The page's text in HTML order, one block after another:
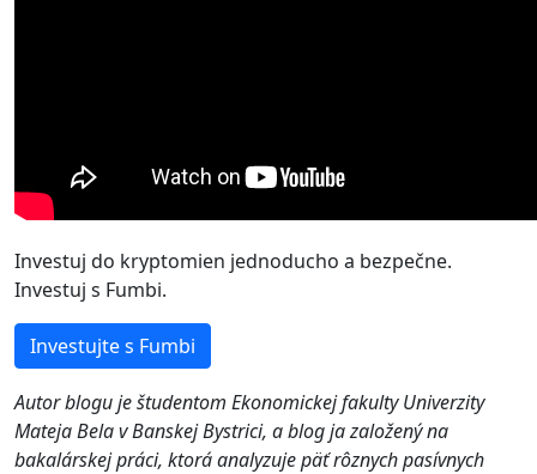
Investuj do kryptomien jednoducho a bezpečne.
Investuj s Fumbi.
Investujte s Fumbi
Autor blogu je študentom Ekonomickej fakulty Univerzity
Mateja Bela v Banskej Bystrici, a blog ja založený na
bakalárskej práci, ktorá analyzuje päť rôznych pasívnych